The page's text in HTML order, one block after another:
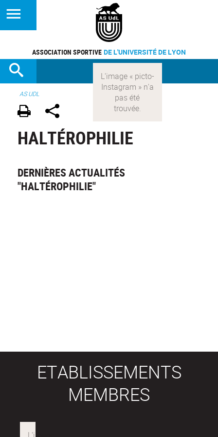
ASSOCIATION SPORTIVE DE L'UNIVERSITÉ DE LYON
AS UDL
HALTÉROPHILIE
DERNIÈRES ACTUALITÉS
"HALTÉROPHILIE"
ETABLISSEMENTS
MEMBRES